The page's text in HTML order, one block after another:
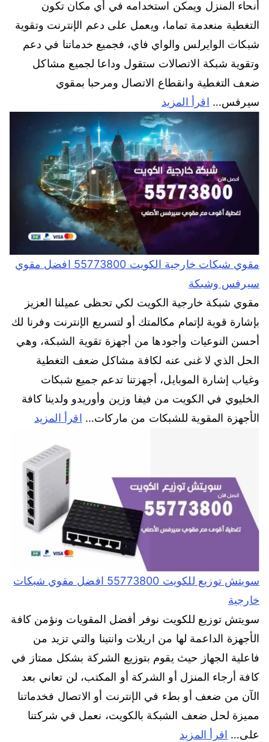
أنحاء المنزل ويمكن استخدامه في أي مكان تكون
التغطية منعدمة تماما، ويعمل على دعم الإنترنت وتقوية
شبكات الوايرلس والواي فاي، فجميع خدماتنا في دعم
وتقوية شبكة الاتصالات ستقول وداعا لجميع مشاكل
ضعف التغطية وانقطاع الاتصال ومرحبا بمقوي
سيرفس… اقرأ المزيد
مقوي شبكات خارجية الكويت 55773800 افضل مقوي
سيرفس وشبكة
مقوي شبكة خارجية الكويت لكي تحظى عميلنا العزيز
بإشارة قوية لإتمام مكالمتك أو لتسريع الإنترنت وفرنا لك
أحسن النوعيات وأجودها من أجهزة تقوية الشبكة، وهي
الحل الذي لا غنى عنه لكافة مشاكل ضعف التغطية
وغياب إشارة الموبايل، أجهزتنا تدعم جميع شبكات
الخليوي في الكويت من فيفا وزين وأوريدو ولدينا كافة
الأجهزة المقوية للشبكات من ماركات… اقرأ المزيد
سويتش توزيع للكويت 55773800 افضل مقوي شبكات
خارجية
سويتش توزيع للكويت نوفر أفضل المقويات ونؤمن كافة
الأجهزة الداعمة لها من اريلات وانتينا والتي تزيد من
فاعلية الجهاز حيث يقوم بتوزيع الشركة بشكل ممتاز في
كافة أرجاء المنزل أو الشركة أو المكتب، لن تعاني بعد
الآن من ضعف أو بطء في الإنترنت أو الاتصال فخدماتنا
مميزة لحل ضعف الشبكة بالكويت، نعمل في شركتنا
على… اقرأ المزيد